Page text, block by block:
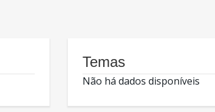
Temas
Não há dados disponíveis